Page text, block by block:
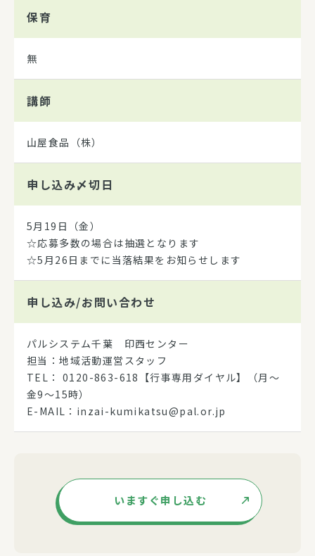
保育
無
講師
山屋食品（株）
申し込み〆切日
5月19日（金）
☆応募多数の場合は抽選となります
☆5月26日までに当落結果をお知らせします
申し込み/お問い合わせ
パルシステム千葉 印西センター
担当：地域活動運営スタッフ
TEL： 0120-863-618【行事専用ダイヤル】（月～
金9～15時）
E-MAIL：inzai-kumikatsu@pal.or.jp
いますぐ申し込む